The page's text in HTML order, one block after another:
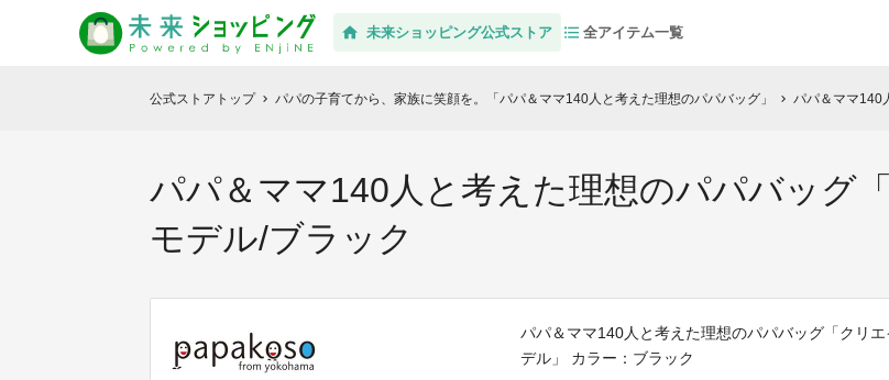
未来ショッピング公式ストア 全アイテム一覧
公式ストアトップ chevron_right パパの子育てから、家族に笑顔を。「パパ＆ママ140人と考えた理想のパパバッグ」 chevron_right パパ＆ママ140
パパ＆ママ140人と考えた理想のパパバッグ
モデル/ブラック
パパ＆ママ140人と考えた理想のパパバッグ「クリ
デル」 カラー：ブラック